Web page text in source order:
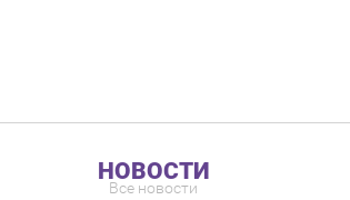
НОВОСТИ
Все новости